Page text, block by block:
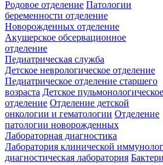
Родовое отделение Патологии
беременности отделение
Новорожденных отделение
Акушерское обсервационное
отделение
Педиатрическая служба
Детское неврологическое отделение
Педиатрическое отделение старшего
возраста Детское пульмонологическое
отделение Отделение детской
онкологии и гематологии Отделение
патологии новорожденных
Лабораторная диагностика
Лаборатория клинической
диагностическая лаборатория